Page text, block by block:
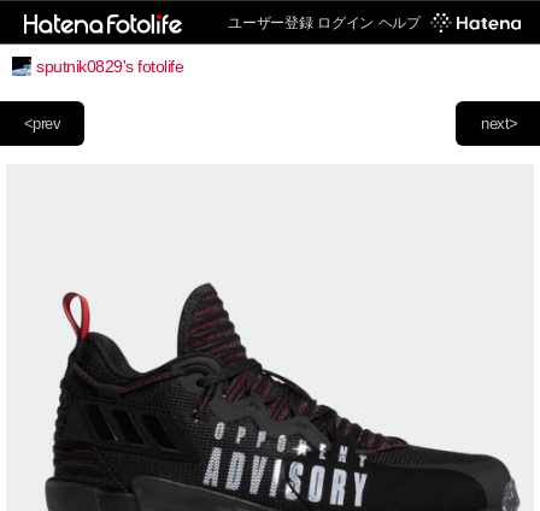
ユーザー登録 ログイン ヘルプ
sputnik0829's fotolife
next>
<prev